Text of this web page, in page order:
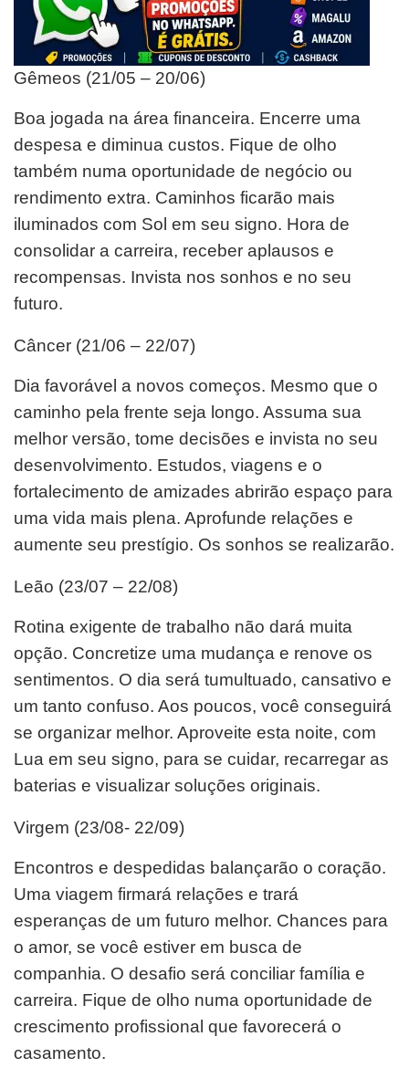
Gêmeos (21/05 – 20/06)
Boa jogada na área financeira. Encerre uma
despesa e diminua custos. Fique de olho
também numa oportunidade de negócio ou
rendimento extra. Caminhos ficarão mais
iluminados com Sol em seu signo. Hora de
consolidar a carreira, receber aplausos e
recompensas. Invista nos sonhos e no seu
futuro.
Câncer (21/06 – 22/07)
Dia favorável a novos começos. Mesmo que o
caminho pela frente seja longo. Assuma sua
melhor versão, tome decisões e invista no seu
desenvolvimento. Estudos, viagens e o
fortalecimento de amizades abrirão espaço para
uma vida mais plena. Aprofunde relações e
aumente seu prestígio. Os sonhos se realizarão.
Leão (23/07 – 22/08)
Rotina exigente de trabalho não dará muita
opção. Concretize uma mudança e renove os
sentimentos. O dia será tumultuado, cansativo e
um tanto confuso. Aos poucos, você conseguirá
se organizar melhor. Aproveite esta noite, com
Lua em seu signo, para se cuidar, recarregar as
baterias e visualizar soluções originais.
Virgem (23/08- 22/09)
Encontros e despedidas balançarão o coração.
Uma viagem firmará relações e trará
esperanças de um futuro melhor. Chances para
o amor, se você estiver em busca de
companhia. O desafio será conciliar família e
carreira. Fique de olho numa oportunidade de
crescimento profissional que favorecerá o
casamento.